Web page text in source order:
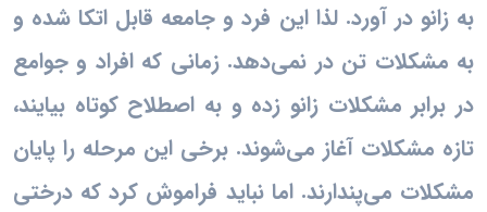
به زانو در آورد. لذا این فرد و جامعه قابل اتکا شده و
به مشکلات تن در نمی‌دهد. زمانی که افراد و جوامع
در برابر مشکلات زانو زده و به اصطلاح کوتاه بیایند،
تازه مشکلات آغاز می‌شوند. برخی این مرحله را پایان
مشکلات می‌پندارند. اما نباید فراموش کرد که درختی